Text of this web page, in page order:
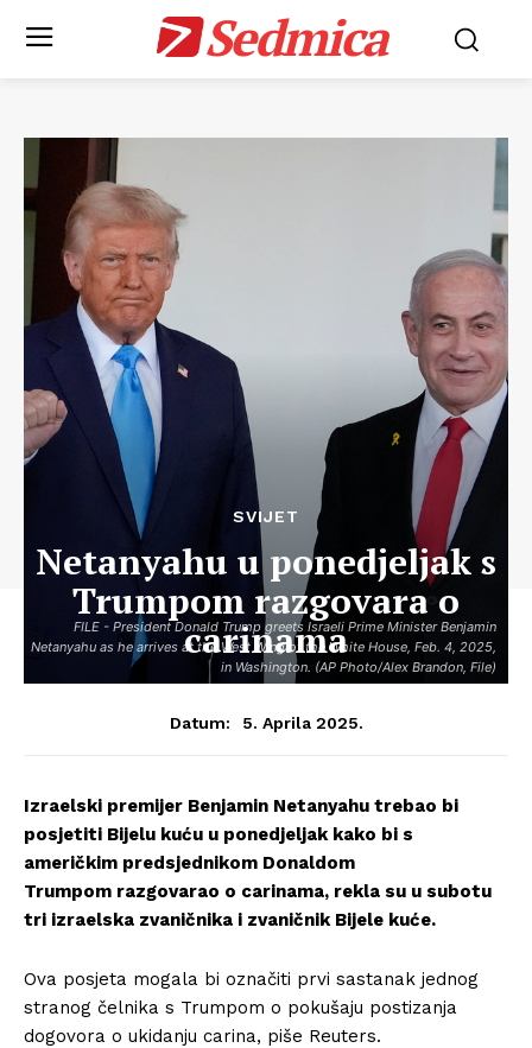
Sedmica
FILE - President Donald Trump greets Israeli Prime Minister Benjamin
Netanyahu as he arrives at the West Wing of the White House, Feb. 4, 2025,
in Washington. (AP Photo/Alex Brandon, File)
SVIJET
Netanyahu u ponedjeljak s
Trumpom razgovara o
carinama
Datum: 5. Aprila 2025.
Izraelski premijer Benjamin Netanyahu trebao bi
posjetiti Bijelu kuću u ponedjeljak kako bi s
američkim predsjednikom Donaldom
Trumpom razgovarao o carinama, rekla su u subotu
tri izraelska zvaničnika i zvaničnik Bijele kuće.
Ova posjeta mogala bi označiti prvi sastanak jednog
stranog čelnika s Trumpom o pokušaju postizanja
dogovora o ukidanju carina, piše Reuters.